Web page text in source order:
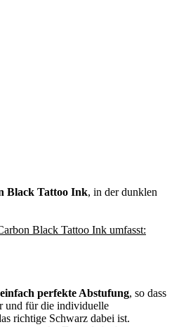
Black Tattoo Ink, in der dunklen
Black Tattoo Ink umfasst:
perfekte Abstufung, so dass
und für die individuelle
richtige Schwarz dabei ist.